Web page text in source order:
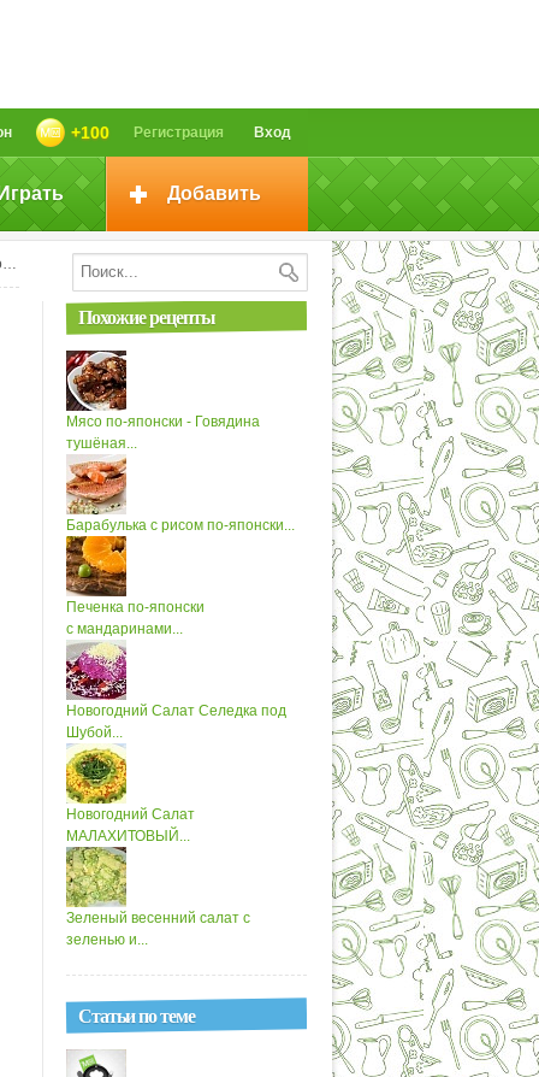
Вход
Регистрация
+100
Добавить
Похожие рецепты
Мясо по-японски - Говядина
тушёная...
Барабулька с рисом по-японски...
Печенка по-японски
с мандаринами...
Новогодний Салат Селедка под
Шубой...
Новогодний Салат
МАЛАХИТОВЫЙ...
Зеленый весенний салат с
зеленью и...
Статьи по теме